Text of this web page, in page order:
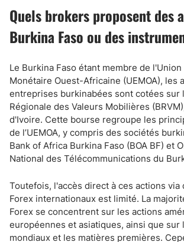
Quels brokers proposent des
Burkina Faso ou des
Le Burkina Faso étant membre de
Monétaire Ouest-Africaine (UEMOA), les
entreprises burkinabées sont cotées sur
Régionale des Valeurs Mobilières
d'Ivoire. Cette bourse regroupe les
de l’UEMOA, y compris des sociétés
Bank of Africa Burkina Faso (BOA BF) et
National des Télécommunications du
Toutefois, l'accès direct à ces actions via
Forex internationaux est limité. La
Forex se concentrent sur les actions
européennes et asiatiques, ainsi que sur
mondiaux et les matières premières.